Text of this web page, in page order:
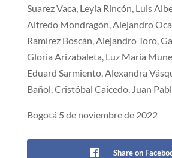
Suarez Vaca, Leyla Rincón, Luis
Alfredo Mondragón, Alejandro
Ramírez Boscán, Alejandro Toro,
Gloria Arizabaleta, Luz María
Eduard Sarmiento, Alexandra
Bañol, Cristóbal Caicedo, Juan
Bogotá 5 de noviembre de 2022
Share on